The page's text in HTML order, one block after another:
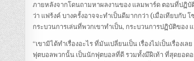
ภายหลังจากโดนถามหาผลงานของ แลมพาร์ด ตอนที่ปฏิ
ว่า แฟร้งค์ บางครั้งอาจจะทำเป็นดีมากกว่า (เมื่อเทียบกับ
กระบวนการเล่นที่พวกเขาทำเป็น, กระบวนการปฏิบัติของ
“เขามิได้ทำเรื่องอะไร ที่มันเปลี่ยนเป็น เรื่องไม่เป็นเรื่อง
ฟุตบอลพวกนั้น เป็นนักฟุตบอลที่ดี รวมทั้งมีฝีเท้า ที่สุดยอดอ